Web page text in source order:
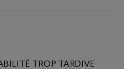
TROP TARDIVE